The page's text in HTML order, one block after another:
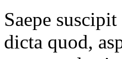
Saepe
dicta quod,